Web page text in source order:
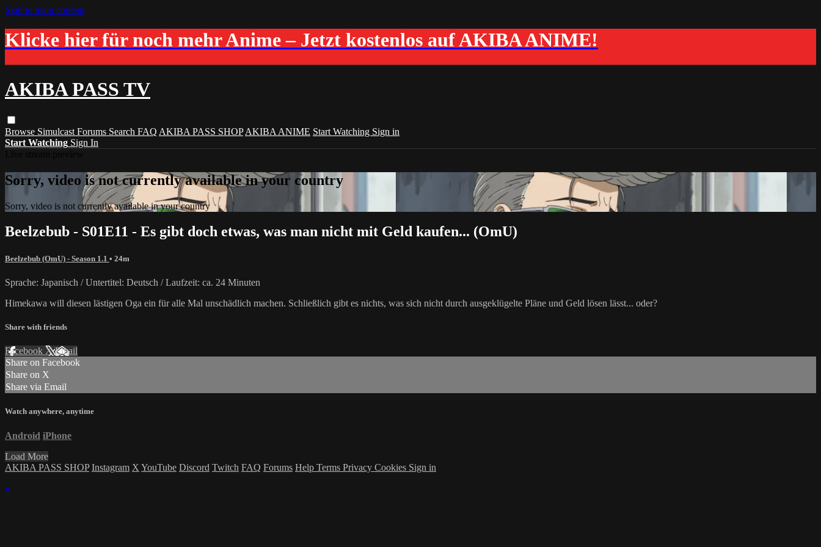
Skip to main content
Klicke hier für noch mehr Anime – Jetzt kostenlos auf AKIBA ANIME!
AKIBA PASS TV
Browse Simulcast Forums Search FAQ AKIBA PASS SHOP AKIBA ANIME Start Watching Sign in
Start Watching Sign In
Sorry, video is not currently available in your country
Sorry, video is not currently available in your country
Beelzebub - S01E11 - Es gibt doch etwas, was man nicht mit Geld kaufen... (OmU)
Beelzebub (OmU) - Season 1.1 • 24m
Sprache: Japanisch / Untertitel: Deutsch / Laufzeit: ca. 24 Minuten
Himekawa will diesen lästigen Oga ein für alle Mal unschädlich machen. Schließlich gibt es nichts, was sich nicht durch ausgeklügelte Pläne und Geld lösen lässt... oder?
Share with friends
Facebook XEmail
Share on Facebook
Share on X
Share via Email
Watch anywhere, anytime
Android iPhone
Load More
AKIBA PASS SHOP Instagram X YouTube Discord Twitch FAQ Forums Help Terms Privacy Cookies Sign in
×